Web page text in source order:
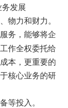
发展
物力和财力。
服务，能够将企
作全权委托给
本，更重要的
核心业务的研
等投入。